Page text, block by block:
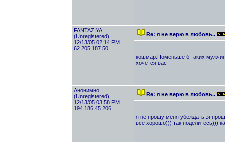
FANTAZIYA
(Unregistered)
12/13/05 02:14 PM
62.205.187.50
Re: я не верю в любовь..
кошмар.Поменьше б таких
хочется вас
Анонимно
(Unregistered)
12/13/05 03:58 PM
194.186.45.206
Re: я не верю в любовь..
я не прошу меня убеждать..я
всё хорошо))) так поделитесь)))